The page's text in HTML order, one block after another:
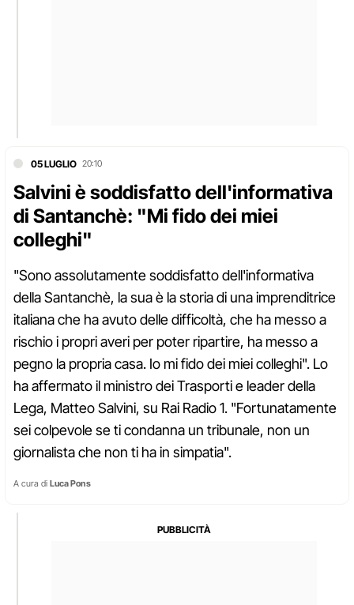
05 LUGLIO 20:10
Salvini è soddisfatto dell'informativa
di Santanchè: "Mi fido dei miei
colleghi"
"Sono assolutamente soddisfatto dell'informativa
della Santanchè, la sua è la storia di una imprenditrice
italiana che ha avuto delle difficoltà, che ha messo a
rischio i propri averi per poter ripartire, ha messo a
pegno la propria casa. Io mi fido dei miei colleghi". Lo
ha affermato il ministro dei Trasporti e leader della
Lega, Matteo Salvini, su Rai Radio 1. "Fortunatamente
sei colpevole se ti condanna un tribunale, non un
giornalista che non ti ha in simpatia".
A cura di Luca Pons